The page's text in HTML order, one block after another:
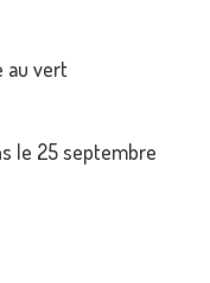
au vert
le 25 septembre